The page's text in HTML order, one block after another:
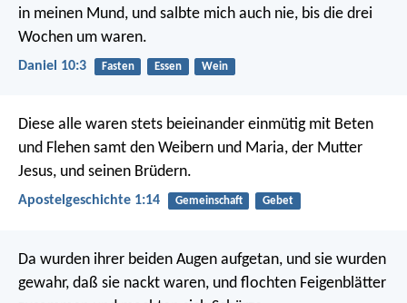
in meinen Mund, und salbte mich auch nie, bis die drei
Wochen um waren.
Daniel 10:3 Fasten Essen Wein
Diese alle waren stets beieinander einmütig mit Beten
und Flehen samt den Weibern und Maria, der Mutter
Jesus, und seinen Brüdern.
Apostelgeschichte 1:14 Gemeinschaft Gebet
Da wurden ihrer beiden Augen aufgetan, und sie wurden
gewahr, daß sie nackt waren, und flochten Feigenblätter